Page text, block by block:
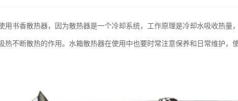
用书香散热器，因为散热器是一个冷却系统，工作原理是冷却水吸收热量
热不断散热的作用。水箱散热器在使用中也要时常注意保养和日常维护，